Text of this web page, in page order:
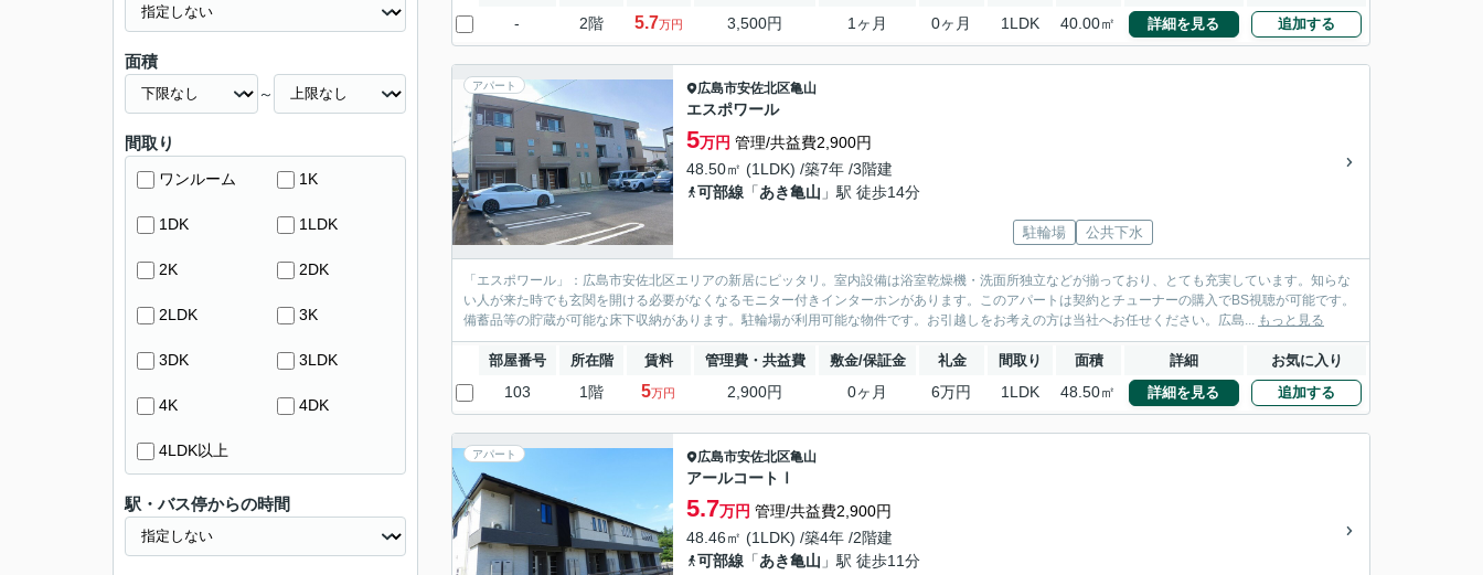
- 2階 5.7万円 3,500円 1ヶ月 0ヶ月 1LDK 40.00㎡ 詳細を見る 追加する
アパート 広島市安佐北区亀山
エスポワール
5万円 管理/共益費2,900円
48.50㎡ (1LDK) /築7年 /3階建
可部線 「あき亀山 」駅 徒歩14分
駐輪場 公共下水
「エスポワール」：広島市安佐北区エリアの新居にピッタリ。室内設備は浴室乾燥機・洗面所独立などが揃っており、とても充実しています。知らな
い人が来た時でも玄関を開ける必要がなくなるモニター付きインターホンがあります。このアパートは契約とチューナーの購入でBS視聴が可能です。
備蓄品等の貯蔵が可能な床下収納があります。駐輪場が利用可能な物件です。お引越しをお考えの方は当社へお任せください。広島... もっと見る
部屋番号 所在階 賃料 管理費・共益費 敷金/保証金 礼金 間取り 面積 詳細 お気に入り
103 1階 5万円 2,900円 0ヶ月 6万円 1LDK 48.50㎡ 詳細を見る 追加する
アパート 広島市安佐北区亀山
アールコートⅠ
5.7万円 管理/共益費2,900円
48.46㎡ (1LDK) /築4年 /2階建
可部線 「あき亀山 」駅 徒歩11分
面積
～
間取り
ワンルーム 1K
1DK 1LDK
2K 2DK
2LDK 3K
3DK 3LDK
4K 4DK
4LDK以上
駅・バス停からの時間